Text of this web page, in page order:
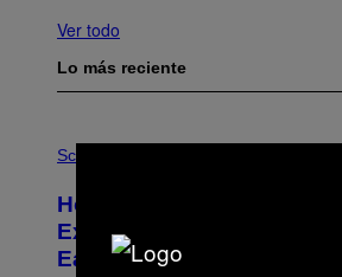
Ver todo
Lo más reciente
H
O
:
D
B
Science
How a 540-Million-Year-
Explosion May Have
Earth